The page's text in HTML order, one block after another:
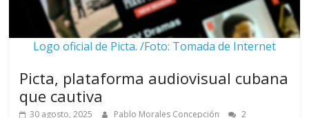
Logo oficial de Picta. /Foto: Tomada de Internet
Picta, plataforma audiovisual cubana
que cautiva
30 agosto, 2025 Pablo Morales Concepción
2